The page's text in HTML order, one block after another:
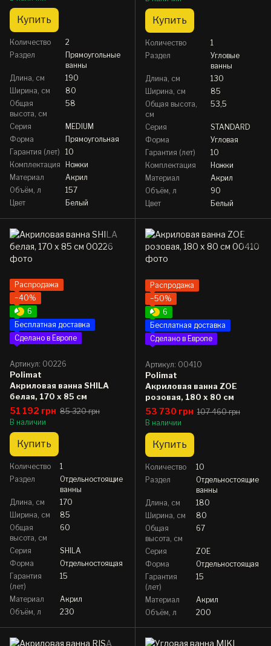
Купить
Количество
2
Раздел
Прямоугольные
ванны
Длина, см
190
Ширина, см
80
Общая
высота, см
58
Серия
MEDIUM
Форма
Прямоугольная
Гарантия (лет)
10
Комплектация
Ножки
Материал
Акрил
Объём, л
157
Цвет
Белый
Купить
Количество
1
Раздел
Угловые
ванны
Длина, см
130
Ширина, см
85
Общая высота,
см
53,5
Серия
STANDARD
Форма
Угловая
Гарантия (лет)
10
Комплектация
Ножки
Материал
Акрил
Объём, л
90
Цвет
Белый
Распродажа
−40%
6
Бесплатная доставка
Сделано в Европе
Артикул: 00226
Polimat
Акриловая ванна SHILA
белая, 170 x 85 см
51 192 грн 85 320 грн
В наличии
Купить
Количество
1
Раздел
Отдельностоящие
ванны
Длина, см
170
Ширина, см
85
Общая
высота, см
60
Серия
SHILA
Форма
Отдельностоящая
Гарантия
(лет)
15
Материал
Акрил
Объём, л
230
Распродажа
−50%
6
Бесплатная доставка
Сделано в Европе
Артикул: 00410
Polimat
Акриловая ванна ZOE
розовая, 180 x 80 см
53 730 грн 107 460 грн
В наличии
Купить
Количество
10
Раздел
Отдельностоящие
ванны
Длина, см
180
Ширина, см
80
Общая
высота, см
67
Серия
ZOE
Форма
Отдельностоящая
Гарантия
(лет)
15
Материал
Акрил
Объём, л
200